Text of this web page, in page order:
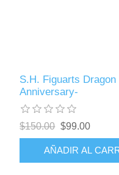
S.H. Figuarts
Anniversary-
$150.00 $99.00
AÑADIR AL